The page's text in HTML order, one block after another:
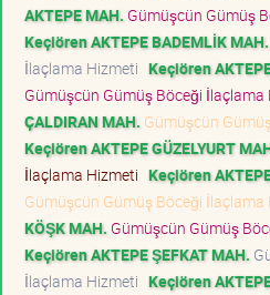
AKTEPE MAH. Gümüşcün Gümüş
Keçiören AKTEPE BADEMLİK MAH.
İlaçlama Hizmeti Keçiören
Gümüşcün Gümüş Böceği İlaçlama
ÇALDIRAN MAH. Gümüşcün
Keçiören AKTEPE GÜZELYURT
İlaçlama Hizmeti Keçiören
Gümüşcün Gümüş Böceği İlaçlama
KÖŞK MAH. Gümüşcün Gümüş
Keçiören AKTEPE ŞEFKAT MAH.
İlaçlama Hizmeti Keçiören